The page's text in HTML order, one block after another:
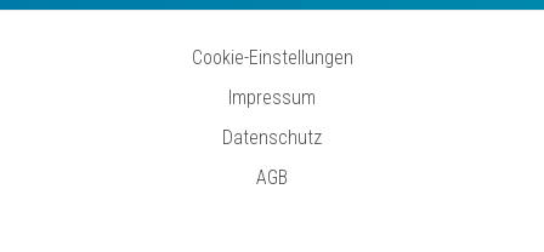
Cookie-Einstellungen
Impressum
Datenschutz
AGB